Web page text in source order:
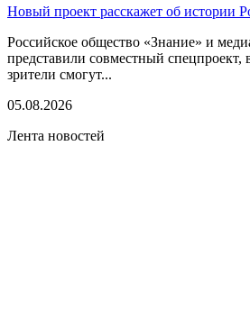
Новый проект расскажет об истории
Российское общество «Знание» и
представили совместный спецпроект,
зрители смогут...
05.08.2026
Лента новостей